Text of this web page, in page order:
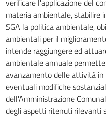
verificare l'applicazione del
materia ambientale, stabilire
SGA la politica ambientale,
ambientali per il
intende raggiungere ed
ambientale annuale
avanzamento delle attività in
eventuali modifiche
dell'Amministrazione
degli aspetti ritenuti rilevanti